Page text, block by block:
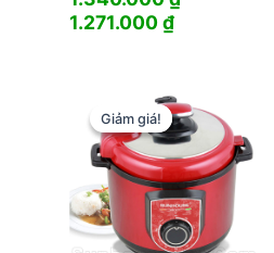
Giá
1.340.000 ₫.
1.271.000₫Giá
là:
1.271.000 ₫.
Giảm giá!
Giảm giá!